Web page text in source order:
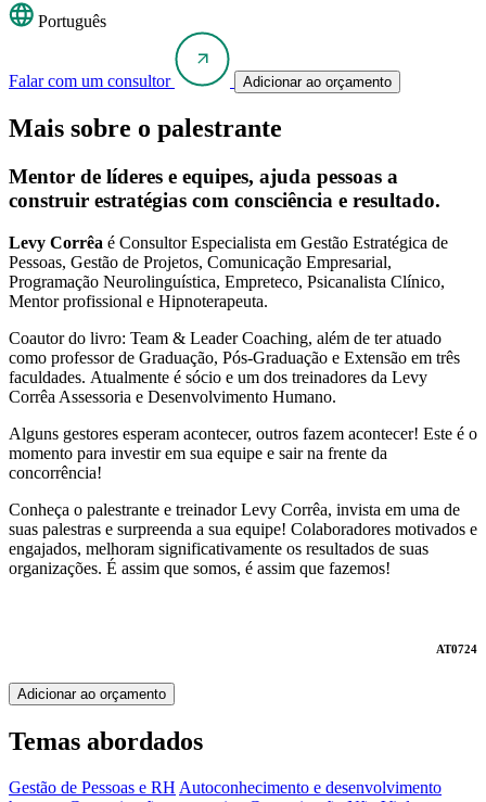
Português
Falar com um consultor Adicionar ao orçamento
Mais sobre o palestrante
Mentor de líderes e equipes, ajuda pessoas a
construir estratégias com consciência e resultado.
Levy Corrêa é Consultor Especialista em Gestão Estratégica de
Pessoas, Gestão de Projetos, Comunicação Empresarial,
Programação Neurolinguística, Empreteco, Psicanalista Clínico,
Mentor profissional e Hipnoterapeuta.
Coautor do livro: Team & Leader Coaching, além de ter atuado
como professor de Graduação, Pós-Graduação e Extensão em três
faculdades. Atualmente é sócio e um dos treinadores da Levy
Corrêa Assessoria e Desenvolvimento Humano.
Alguns gestores esperam acontecer, outros fazem acontecer! Este é o
momento para investir em sua equipe e sair na frente da
concorrência!
Conheça o palestrante e treinador Levy Corrêa, invista em uma de
suas palestras e surpreenda a sua equipe! Colaboradores motivados e
engajados, melhoram significativamente os resultados de suas
organizações. É assim que somos, é assim que fazemos!
AT0724
Adicionar ao orçamento
Temas abordados
Gestão de Pessoas e RH Autoconhecimento e desenvolvimento